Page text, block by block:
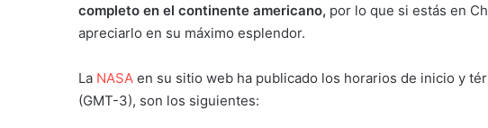
completo en el continente americano, por lo que si estás en
apreciarlo en su máximo esplendor.
La NASA en su sitio web ha publicado los horarios de inicio y
(GMT-3), son los siguientes: